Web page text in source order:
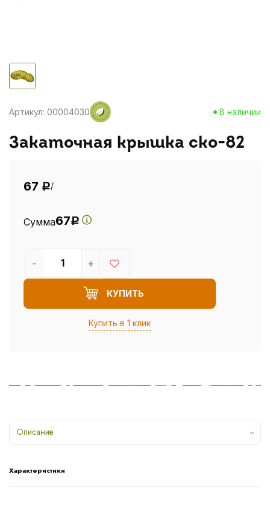
Артикул: 00004030 В наличии
Закаточная крышка ско-82
67 Р/
Сумма67Р
КУПИТЬ
Купить в 1 клик
- +
Описание
Характеристики